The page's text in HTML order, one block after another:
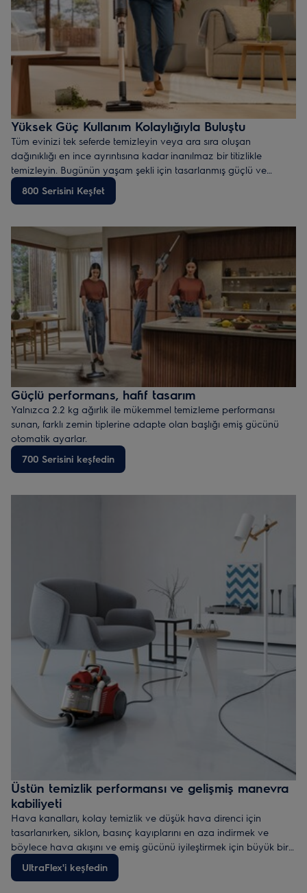
Yüksek Güç Kullanım Kolaylığıyla Buluştu
Tüm evinizi tek seferde temizleyin veya ara sıra oluşan
dağınıklığı en ince ayrıntısına kadar inanılmaz bir titizlikle
temizleyin. Bugünün yaşam şekli için tasarlanmış güçlü ve
uyarlanabilir şarjlı süpürgeyi keşfedin.
800 Serisini Keşfet
Güçlü performans, hafif tasarım
Yalnızca 2.2 kg ağırlık ile mükemmel temizleme performansı
sunan, farklı zemin tiplerine adapte olan başlığı emiş gücünü
otomatik ayarlar.
*PowerPro başlığı takılı halde ölçülen toplam ağırlık.
700 Serisini keşfedin
Üstün temizlik performansı ve gelişmiş manevra
kabiliyeti
Hava kanalları, kolay temizlik ve düşük hava direnci için
tasarlanırken, siklon, basınç kayıplarını en aza indirmek ve
böylece hava akışını ve emiş gücünü iyileştirmek için büyük bir
çapa sahip şekilde tasarlandı.
UltraFlex'i keşfedin